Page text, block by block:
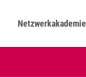
Netzwerkakademie